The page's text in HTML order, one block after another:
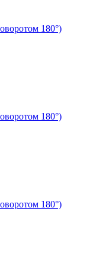
180°)
180°)
180°)